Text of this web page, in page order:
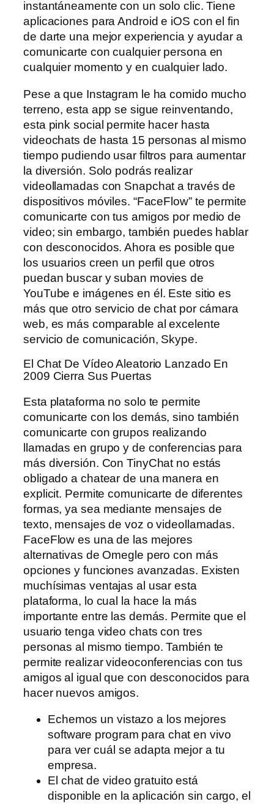
instantáneamente con un solo clic. Tiene
aplicaciones para Android e iOS con el fin
de darte una mejor experiencia y ayudar a
comunicarte con cualquier persona en
cualquier momento y en cualquier lado.
Pese a que Instagram le ha comido mucho
terreno, esta app se sigue reinventando,
esta pink social permite hacer hasta
videochats de hasta 15 personas al mismo
tiempo pudiendo usar filtros para aumentar
la diversión. Solo podrás realizar
videollamadas con Snapchat a través de
dispositivos móviles. “FaceFlow” te permite
comunicarte con tus amigos por medio de
video; sin embargo, también puedes hablar
con desconocidos. Ahora es posible que
los usuarios creen un perfil que otros
puedan buscar y suban movies de
YouTube e imágenes en él. Este sitio es
más que otro servicio de chat por cámara
web, es más comparable al excelente
servicio de comunicación, Skype.
El Chat De Vídeo Aleatorio Lanzado En
2009 Cierra Sus Puertas
Esta plataforma no solo te permite
comunicarte con los demás, sino también
comunicarte con grupos realizando
llamadas en grupo y de conferencias para
más diversión. Con TinyChat no estás
obligado a chatear de una manera en
explicit. Permite comunicarte de diferentes
formas, ya sea mediante mensajes de
texto, mensajes de voz o videollamadas.
FaceFlow es una de las mejores
alternativas de Omegle pero con más
opciones y funciones avanzadas. Existen
muchísimas ventajas al usar esta
plataforma, lo cual la hace la más
importante entre las demás. Permite que el
usuario tenga video chats con tres
personas al mismo tiempo. También te
permite realizar videoconferencias con tus
amigos al igual que con desconocidos para
hacer nuevos amigos.
Echemos un vistazo a los mejores
software program para chat en vivo
para ver cuál se adapta mejor a tu
empresa.
El chat de video gratuito está
disponible en la aplicación sin cargo, el